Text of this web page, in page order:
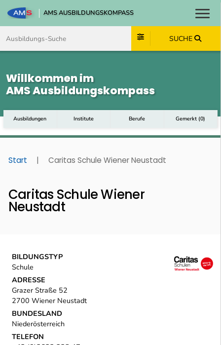
AMS AUSBILDUNGSKOMPASS
SUCHE
Willkommen im
AMS Ausbildungskompass
Ausbildungen Institute Berufe Gemerkt (0)
Start | Caritas Schule Wiener Neustadt
Caritas Schule Wiener
Neustadt
BILDUNGSTYP
Schule
ADRESSE
Grazer Straße 52
2700 Wiener Neustadt
BUNDESLAND
Niederösterreich
TELEFON